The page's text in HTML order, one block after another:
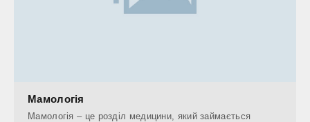
Мамологія
Мамологія – це розділ медицини, який займається